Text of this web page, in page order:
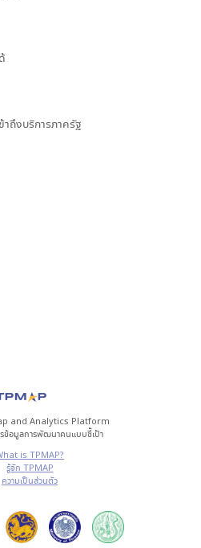
าถึงบริการภาครัฐ
and Analytics Platform
ข้อมูลการพัฒนาคนแบบชี้เป้า
is TPMAP?
รู้จัก TPMAP
ความเป็นส่วนตัว